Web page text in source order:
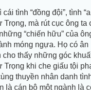
cái tình “đồng đội”, tình
mà rút cục ông ta
“chiến hữu” của
móng ngựa. Họ có
cho thấy những góc
khi che giấu tội
thuyền nhân danh
là cán bộ một ngành là